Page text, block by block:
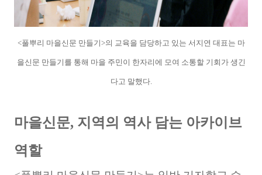
<풀뿌리 마을신문 만들기>의 교육을 담당하고 있는 서지연 대표는 마
을신문 만들기를 통해 마을 주민이 한자리에 모여 소통할 기회가 생긴
다고 말했다.
마을신문, 지역의 역사 담는 아카이브
역할